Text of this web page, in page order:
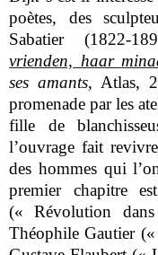
poètes, des
Sabatier (1822-
vrienden, haar
ses amants, Atlas,
promenade par les
fille de
l’ouvrage fait
des hommes qui
premier chapitre
(« Révolution
Théophile Gautier